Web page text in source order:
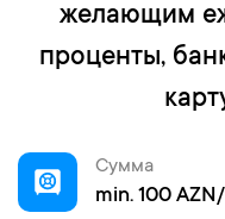
желающим
проценты,
Сумма
min. 100